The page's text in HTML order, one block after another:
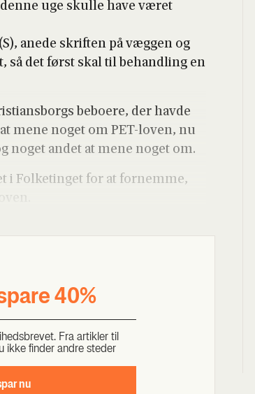
uge skul­le have været
ane­de skrif­ten på væg­gen og
så det først skal til behand­ling en
bebo­e­re, der hav­de
mene noget om PET-loven, nu
noget andet at mene noget om.
i Fol­ke­tin­get for at for­nem­me,
40%
Fra artik­ler til
ikke fin­der andre ste­der
nu